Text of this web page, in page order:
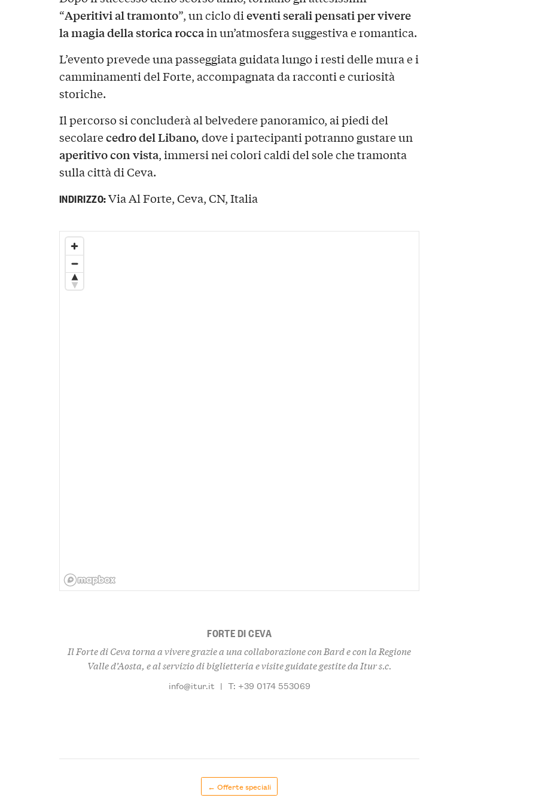
“Aperitivi al tramonto”, un ciclo dieventi serali pensati per vivere
la magia della storica roccain un’atmosfera suggestiva e romantica.
L’evento prevede una passeggiata guidata lungo i resti delle mura e i
camminamenti del Forte, accompagnata da racconti e curiosità
storiche.
Il percorso si concluderà al belvedere panoramico, ai piedi del
secolarecedro del Libano,dove i partecipanti potranno gustare un
aperitivo con vista, immersi nei colori caldi del sole che tramonta
sulla città di Ceva.
INDIRIZZO:Via Al Forte, Ceva, CN, Italia
FORTE DI CEVA
Il Forte di Ceva torna a vivere grazie a una collaborazione con Bard e con la Regione
Valle d’Aosta, e al servizio di biglietteria e visite guidate gestite da Itur s.c.
info@itur.it | T: +39 0174 553069
← Offerte speciali